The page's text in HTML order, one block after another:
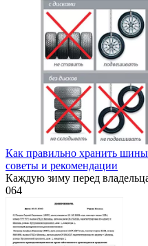
Как правильно хранить
советы и рекомендации
Каждую зиму перед
064